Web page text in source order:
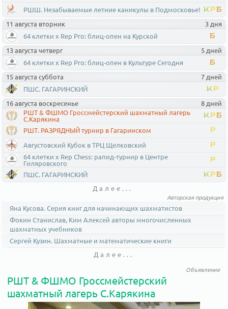
РШШ. Незабываемые летние каникулы в Подмосковье! К РБ
11 августа вторник
3 дня
64 клетки x Rep Pro: блиц-опен на Курской
Б
13 августа четверг
5 дней
64 клетки x Rep Pro: блиц-опен в Культуре Сегодня
Б
15 августа суббота
7 дней
ПШС. ГАГАРИНСКИЙ
КР
16 августа воскресенье
8 дней
РШТ & ФШМО Гроссмейстерский шахматный лагерь
С.Карякина К РБ
РШТ. РАЗРЯДНЫЙ турнир в Гагаринском Р
Августовский Кубок в ТРЦ Щелковский Р
64 клетки x Rep Chess: рапид-турнир в Центре
Гиляровского Р
ПШС. ГАГАРИНСКИЙ К РБ
Далее...
Авторская продукция
Яна Кусова. Серия книг для начинающих шахматистов
Фокин Станислав, Ким Алексей авторы многочисленных
шахматных учебников
Сергей Кузин. Шахматные и математические книги
Далее...
Объявление
РШТ & ФШМО Гроссмейстерский
шахматный лагерь С.Карякина